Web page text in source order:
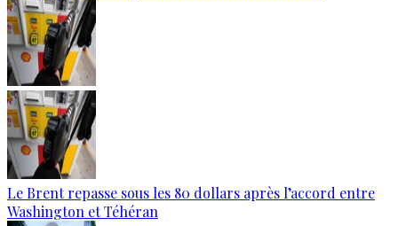
Le Brent repasse sous les 80 dollars après l’accord entre
Washington et Téhéran